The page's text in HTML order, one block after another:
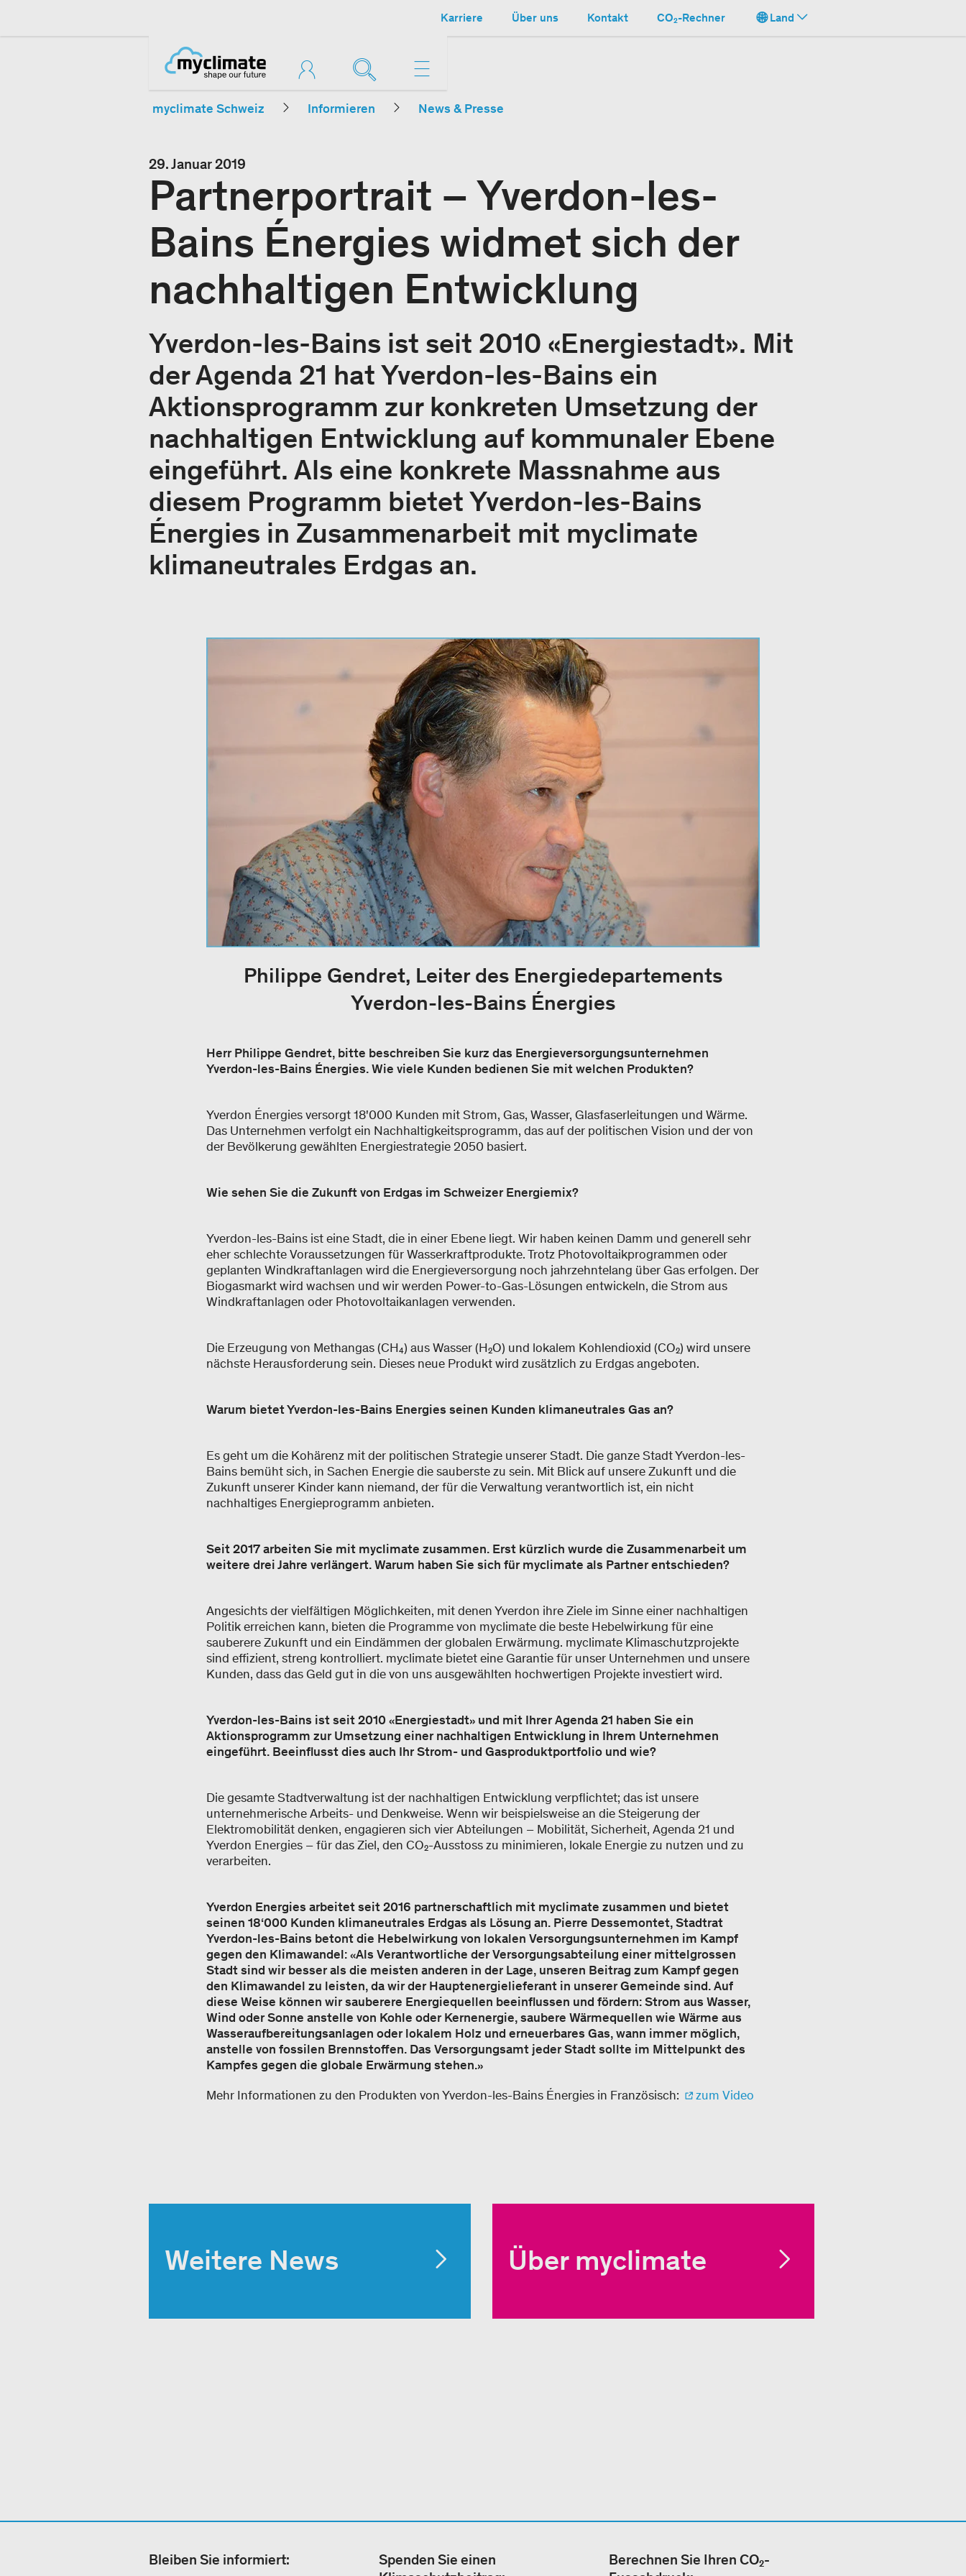
Karriere Über uns Kontakt CO₂-Rechner Land
myclimate Schweiz Informieren News & Presse
29. Januar 2019
Partnerportrait – Yverdon-les-
Bains Énergies widmet sich der
nachhaltigen Entwicklung
Yverdon-les-Bains ist seit 2010 «Energiestadt». Mit
der Agenda 21 hat Yverdon-les-Bains ein
Aktionsprogramm zur konkreten Umsetzung der
nachhaltigen Entwicklung auf kommunaler Ebene
eingeführt. Als eine konkrete Massnahme aus
diesem Programm bietet Yverdon-les-Bains
Énergies in Zusammenarbeit mit myclimate
klimaneutrales Erdgas an.
Philippe Gendret, Leiter des Energiedepartements
Yverdon-les-Bains Énergies
Herr Philippe Gendret, bitte beschreiben Sie kurz das Energieversorgungsunternehmen
Yverdon-les-Bains Énergies. Wie viele Kunden bedienen Sie mit welchen Produkten?
Yverdon Énergies versorgt 18'000 Kunden mit Strom, Gas, Wasser, Glasfaserleitungen und Wärme.
Das Unternehmen verfolgt ein Nachhaltigkeitsprogramm, das auf der politischen Vision und der von
der Bevölkerung gewählten Energiestrategie 2050 basiert.
Wie sehen Sie die Zukunft von Erdgas im Schweizer Energiemix?
Yverdon-les-Bains ist eine Stadt, die in einer Ebene liegt. Wir haben keinen Damm und generell sehr
eher schlechte Voraussetzungen für Wasserkraftprodukte. Trotz Photovoltaikprogrammen oder
geplanten Windkraftanlagen wird die Energieversorgung noch jahrzehntelang über Gas erfolgen. Der
Biogasmarkt wird wachsen und wir werden Power-to-Gas-Lösungen entwickeln, die Strom aus
Windkraftanlagen oder Photovoltaikanlagen verwenden.
Die Erzeugung von Methangas (CH₄) aus Wasser (H₂O) und lokalem Kohlendioxid (CO₂) wird unsere
nächste Herausforderung sein. Dieses neue Produkt wird zusätzlich zu Erdgas angeboten.
Warum bietet Yverdon-les-Bains Energies seinen Kunden klimaneutrales Gas an?
Es geht um die Kohärenz mit der politischen Strategie unserer Stadt. Die ganze Stadt Yverdon-les-
Bains bemüht sich, in Sachen Energie die sauberste zu sein. Mit Blick auf unsere Zukunft und die
Zukunft unserer Kinder kann niemand, der für die Verwaltung verantwortlich ist, ein nicht
nachhaltiges Energieprogramm anbieten.
Seit 2017 arbeiten Sie mit myclimate zusammen. Erst kürzlich wurde die Zusammenarbeit um
weitere drei Jahre verlängert. Warum haben Sie sich für myclimate als Partner entschieden?
Angesichts der vielfältigen Möglichkeiten, mit denen Yverdon ihre Ziele im Sinne einer nachhaltigen
Politik erreichen kann, bieten die Programme von myclimate die beste Hebelwirkung für eine
sauberere Zukunft und ein Eindämmen der globalen Erwärmung. myclimate Klimaschutzprojekte
sind effizient, streng kontrolliert. myclimate bietet eine Garantie für unser Unternehmen und unsere
Kunden, dass das Geld gut in die von uns ausgewählten hochwertigen Projekte investiert wird.
Yverdon-les-Bains ist seit 2010 «Energiestadt» und mit Ihrer Agenda 21 haben Sie ein
Aktionsprogramm zur Umsetzung einer nachhaltigen Entwicklung in Ihrem Unternehmen
eingeführt. Beeinflusst dies auch Ihr Strom- und Gasproduktportfolio und wie?
Die gesamte Stadtverwaltung ist der nachhaltigen Entwicklung verpflichtet; das ist unsere
unternehmerische Arbeits- und Denkweise. Wenn wir beispielsweise an die Steigerung der
Elektromobilität denken, engagieren sich vier Abteilungen – Mobilität, Sicherheit, Agenda 21 und
Yverdon Energies – für das Ziel, den CO₂-Ausstoss zu minimieren, lokale Energie zu nutzen und zu
verarbeiten.
Yverdon Energies arbeitet seit 2016 partnerschaftlich mit myclimate zusammen und bietet
seinen 18‘000 Kunden klimaneutrales Erdgas als Lösung an. Pierre Dessemontet, Stadtrat
Yverdon-les-Bains betont die Hebelwirkung von lokalen Versorgungsunternehmen im Kampf
gegen den Klimawandel: «Als Verantwortliche der Versorgungsabteilung einer mittelgrossen
Stadt sind wir besser als die meisten anderen in der Lage, unseren Beitrag zum Kampf gegen
den Klimawandel zu leisten, da wir der Hauptenergielieferant in unserer Gemeinde sind. Auf
diese Weise können wir sauberere Energiequellen beeinflussen und fördern: Strom aus Wasser,
Wind oder Sonne anstelle von Kohle oder Kernenergie, saubere Wärmequellen wie Wärme aus
Wasseraufbereitungsanlagen oder lokalem Holz und erneuerbares Gas, wann immer möglich,
anstelle von fossilen Brennstoffen. Das Versorgungsamt jeder Stadt sollte im Mittelpunkt des
Kampfes gegen die globale Erwärmung stehen.»
Mehr Informationen zu den Produkten von Yverdon-les-Bains Énergies in Französisch:
zum Video
Weitere News Über myclimate
Bleiben Sie informiert:
Spenden Sie einen
Berechnen Sie Ihren CO₂-